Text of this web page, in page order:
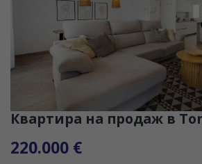
Квартира на продаж в
220.000 €